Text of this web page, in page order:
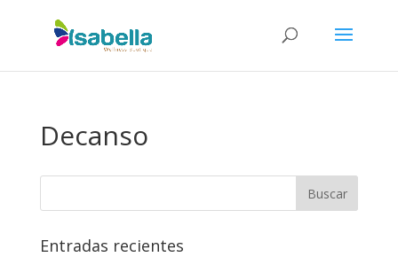
Decanso
Entradas recientes